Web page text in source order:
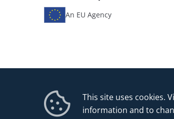
This site uses cookies.
information and to
An EU Agency